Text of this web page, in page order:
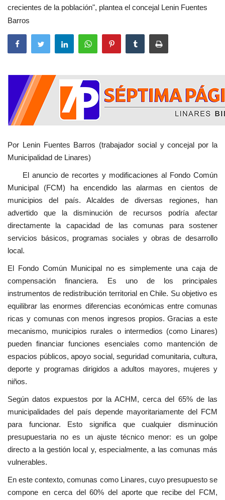
crecientes de la población", plantea el concejal Lenin Fuentes
Barros
Por Lenin Fuentes Barros (trabajador social y concejal por la
Municipalidad de Linares)
El anuncio de recortes y modificaciones al Fondo Común
Municipal (FCM) ha encendido las alarmas en cientos de
municipios del país. Alcaldes de diversas regiones, han
advertido que la disminución de recursos podría afectar
directamente la capacidad de las comunas para sostener
servicios básicos, programas sociales y obras de desarrollo
local.
El Fondo Común Municipal no es simplemente una caja de
compensación financiera. Es uno de los principales
instrumentos de redistribución territorial en Chile. Su objetivo es
equilibrar las enormes diferencias económicas entre comunas
ricas y comunas con menos ingresos propios. Gracias a este
mecanismo, municipios rurales o intermedios (como Linares)
pueden financiar funciones esenciales como mantención de
espacios públicos, apoyo social, seguridad comunitaria, cultura,
deporte y programas dirigidos a adultos mayores, mujeres y
niños.
Según datos expuestos por la ACHM, cerca del 65% de las
municipalidades del país depende mayoritariamente del FCM
para funcionar. Esto significa que cualquier disminución
presupuestaria no es un ajuste técnico menor: es un golpe
directo a la gestión local y, especialmente, a las comunas más
vulnerables.
En este contexto, comunas como Linares, cuyo presupuesto se
compone en cerca del 60% del aporte que recibe del FCM,